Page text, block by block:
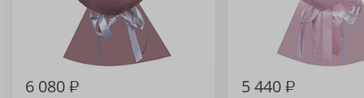
6 080₽ 5 440₽